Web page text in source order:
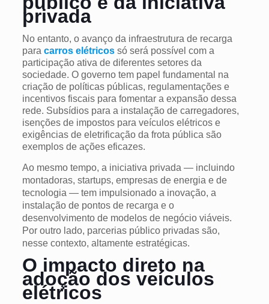
privada
No entanto, o avanço da infraestrutura de recarga
para carros elétricossó será possível com a
participação ativa de diferentes setores da
sociedade. O governo tem papel fundamental na
criação de políticas públicas, regulamentações e
incentivos fiscais para fomentar a expansão dessa
rede. Subsídios para a instalação de carregadores,
isenções de impostos para veículos elétricos e
exigências de eletrificação da frota pública são
exemplos de ações eficazes.
Ao mesmo tempo, a iniciativa privada — incluindo
montadoras, startups, empresas de energia e de
tecnologia — tem impulsionado a inovação, a
instalação de pontos de recarga e o
desenvolvimento de modelos de negócio viáveis.
Por outro lado, parcerias público privadas são,
nesse contexto, altamente estratégicas.
O impacto direto na
adoção dos veículos
elétricos